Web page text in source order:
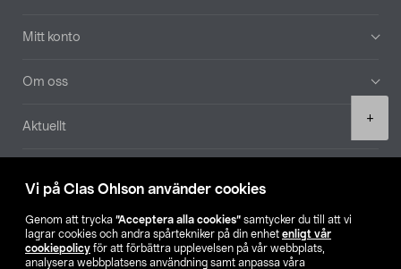
Vi på Clas Ohlson använder cookies
Genom att trycka ”Acceptera alla cookies” samtycker du till att vi
lagrar cookies och andra spårtekniker på din enhet enligt vår
cookiepolicy för att förbättra upplevelsen på vår webbplats,
analysera webbplatsens användning samt anpassa våra
+
Mitt konto
Om oss
Aktuellt
Hitta butik
SE NO FI